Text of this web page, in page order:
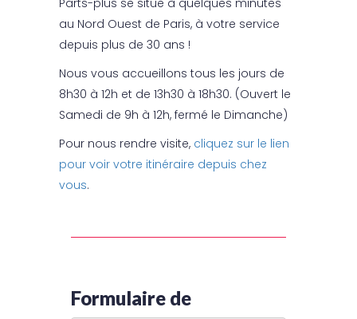
au Nord Ouest de Paris, à votre service
depuis plus de 30 ans !
Nous vous accueillons tous les jours de
8h30 à 12h et de 13h30 à 18h30. (Ouvert le
Samedi de 9h à 12h, fermé le Dimanche)
Pour nous rendre visite, cliquez sur le lien
pour voir votre itinéraire depuis chez
vous.
Formulaire de